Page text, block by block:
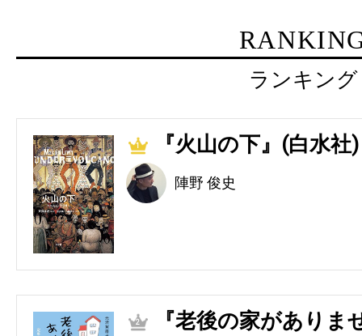
ランキング
1 『火山の下』(白水社)
陣野 俊史
2
『老後の家があり